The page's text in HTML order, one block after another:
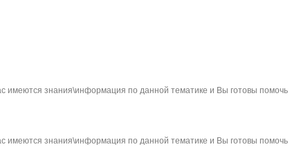
имеются знания\информация по данной тематике и Вы готовы помочь
имеются знания\информация по данной тематике и Вы готовы помочь